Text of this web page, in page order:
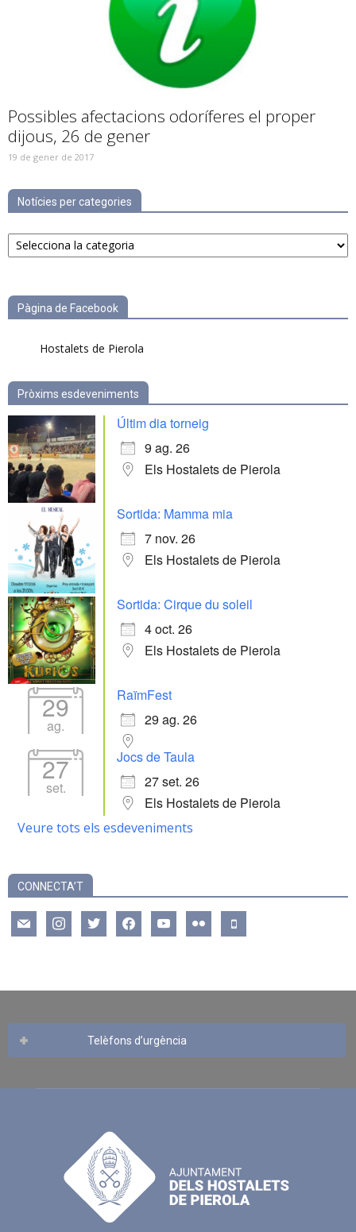
Possibles afectacions odoríferes el proper
dijous, 26 de gener
19 de gener de 2017
Notícies per categories
Notícies
per
Pàgina de Facebook
Hostalets de Pierola
Pròxims esdeveniments
Últim dia torneig
9 ag. 26
Els Hostalets de Pierola
Sortida: Mamma mia
7 nov. 26
Els Hostalets de Pierola
Sortida: Cirque du soleil
4 oct. 26
Els Hostalets de Pierola
29
ag.
RaïmFest
29 ag. 26
27
set.
Jocs de Taula
27 set. 26
Els Hostalets de Pierola
Veure tots els esdeveniments
CONNECTA’T
mail instagramtwitter facebookyoutube flickr mobile
Telèfons d’urgència